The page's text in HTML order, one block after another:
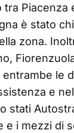
tra Piacenza
è stato
zona.
le
e
stati
e i mezzi di